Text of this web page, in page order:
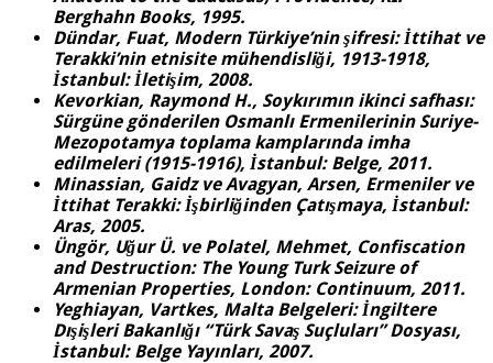
Berghahn Books, 1995.
Dündar, Fuat, Modern Türkiye’nin şifresi: İttihat ve
Terakki’nin etnisite mühendisliği, 1913-1918,
İstanbul: İletişim, 2008.
Kevorkian, Raymond H., Soykırımın ikinci safhası:
Sürgüne gönderilen Osmanlı Ermenilerinin Suriye-
Mezopotamya toplama kamplarında imha
edilmeleri (1915-1916), İstanbul: Belge, 2011.
Minassian, Gaidz ve Avagyan, Arsen, Ermeniler ve
İttihat Terakki: İşbirliğinden Çatışmaya, İstanbul:
Aras, 2005.
Üngör, Uğur Ü. ve Polatel, Mehmet, Confiscation
and Destruction: The Young Turk Seizure of
Armenian Properties, London: Continuum, 2011.
Yeghiayan, Vartkes, Malta Belgeleri: İngiltere
Dışişleri Bakanlığı “Türk Savaş Suçluları” Dosyası,
İstanbul: Belge Yayınları, 2007.